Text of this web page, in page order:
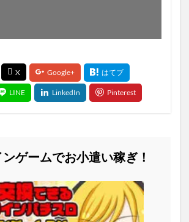
ゲームでお小遣い稼ぎ！